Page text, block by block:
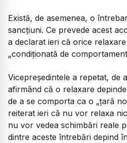
Există, de asemenea, o
sancțiuni. Ce prevede acest
a declarat ieri că orice
„condiționată de
Vicepreședintele a repetat, de
afirmând că o relaxare
de a se comporta ca o „țară
reiterat ieri că nu vor relaxa
nu vor vedea schimbări reale
dintre aceste întrebări depind